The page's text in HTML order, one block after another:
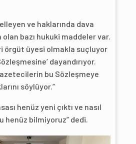
ve haklarında dava
olan bazı hukuki maddeler var.
örgüt üyesi olmakla suçluyor
dayandırıyor.
bu Sözleşmeye
söylüyor.”
henüz yeni çıktı ve nasıl
henüz bilmiyoruz” dedi.